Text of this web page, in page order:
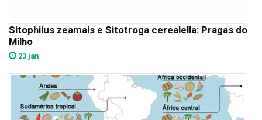
Sitophilus zeamais e Sitotroga cerealella: Pragas do
Milho
23 jan